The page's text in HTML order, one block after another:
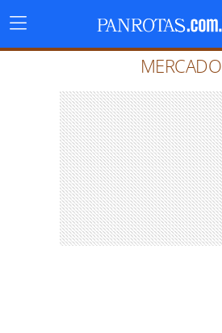
Menu
Principal
MERCADO